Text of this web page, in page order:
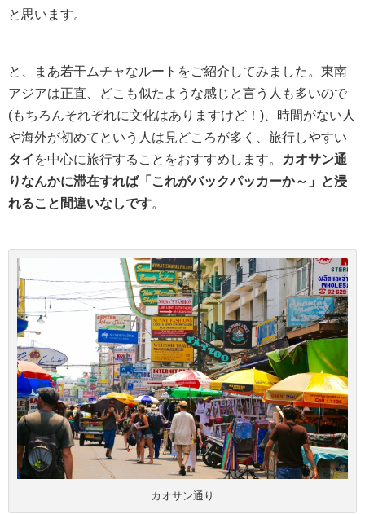
と思います。
と、まあ若干ムチャなルートをご紹介してみました。東南
アジアは正直、どこも似たような感じと言う人も多いので
(もちろんそれぞれに文化はありますけど！)、時間がない人
や海外が初めてという人は見どころが多く、旅行しやすい
タイ を中心に旅行することをおすすめします。
カオサン通
りなんかに滞在すれば「これがバックパッカーか～」と浸
れること間違いなしです
カオサン通り